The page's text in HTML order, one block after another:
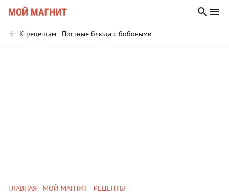
К рецептам - Постные блюда с бобовыми
ГЛАВНАЯ МОЙ МАГНИТ
РЕЦЕПТЫ